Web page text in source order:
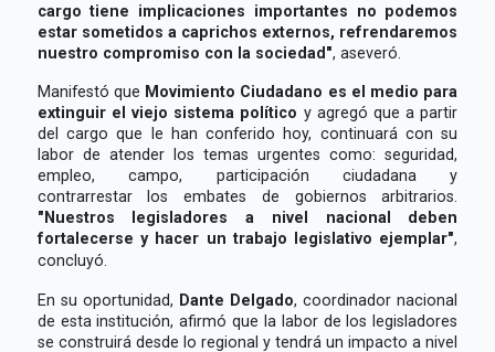
cargo tiene implicaciones importantes no podemos
estar sometidos a caprichos externos, refrendaremos
nuestro compromiso con la sociedad", aseveró.
Manifestó que Movimiento Ciudadano es el medio para
extinguir el viejo sistema político y agregó que a partir
del cargo que le han conferido hoy, continuará con su
labor de atender los temas urgentes como: seguridad,
empleo, campo, participación ciudadana y
contrarrestar los embates de gobiernos arbitrarios.
"Nuestros legisladores a nivel nacional deben
fortalecerse y hacer un trabajo legislativo ejemplar",
concluyó.
En su oportunidad, Dante Delgado, coordinador nacional
de esta institución, afirmó que la labor de los legisladores
se construirá desde lo regional y tendrá un impacto a nivel